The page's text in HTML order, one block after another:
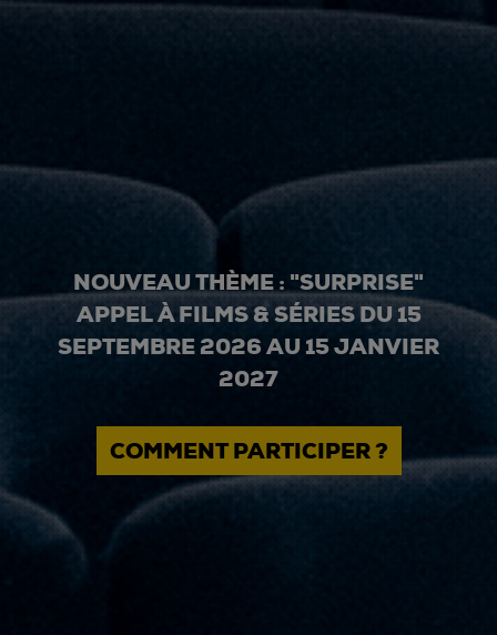
NOUVEAU THÈME : "SURPRISE"
APPEL À FILMS & SÉRIES DU 15
SEPTEMBRE 2026 AU 15 JANVIER
2027
COMMENT PARTICIPER ?